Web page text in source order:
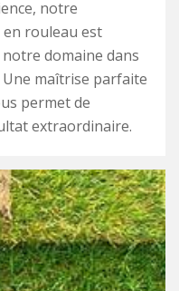
notre
rouleau est
domaine dans
maîtrise parfaite
permet de
extraordinaire.